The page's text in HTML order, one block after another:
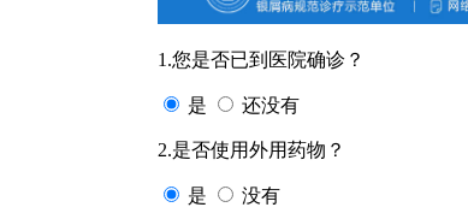
1.您是否已到医院确诊？
是 还没有
2.是否使用外用药物？
是 没有